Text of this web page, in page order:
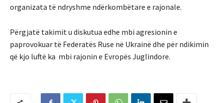
organizata të ndryshme ndërkombëtare e rajonale.
Përgjatë takimit u diskutua edhe mbi agresionin e
paprovokuar të Federatës Ruse në Ukrainë dhe për ndikimin
që kjo luftë ka mbi rajonin e Evropës Juglindore.